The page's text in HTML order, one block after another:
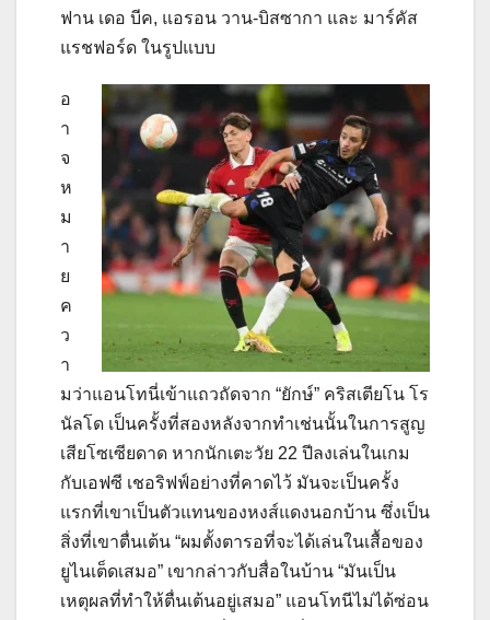
ฟาน เดอ บีค, แอรอน วาน-บิสซากา และ มาร์คัส
แรชฟอร์ด ในรูปแบบ
อ
า
จ
ห
ม
า
ย
ค
ว
า
มว่าแอนโทนี่เข้าแถวถัดจาก “ยักษ์” คริสเตียโน โร
นัลโด เป็นครั้งที่สองหลังจากทำเช่นนั้นในการสูญ
เสียโซเซียดาด หากนักเตะวัย 22 ปีลงเล่นในเกม
กับเอฟซี เชอริฟฟ์อย่างที่คาดไว้ มันจะเป็นครั้ง
แรกที่เขาเป็นตัวแทนของหงส์แดงนอกบ้าน ซึ่งเป็น
สิ่งที่เขาตื่นเต้น “ผมตั้งตารอที่จะได้เล่นในเสื้อของ
ยูไนเต็ดเสมอ” เขากล่าวกับสื่อในบ้าน “มันเป็น
เหตุผลที่ทำให้ตื่นเต้นอยู่เสมอ” แอนโทนีไม่ได้ซ่อน